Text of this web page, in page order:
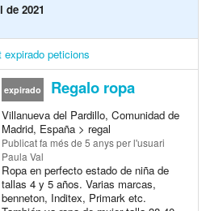
2021
expirado peticions
expirado Regalo ropa
Villanueva del Pardillo, Comunidad de
Madrid, España > regal
Publicatfa més de 5 anysper l'usuari
Paula Val
Ropa en perfecto estado de niña de
tallas 4 y 5 años. Varias marcas,
benneton, Inditex, Primark etc.